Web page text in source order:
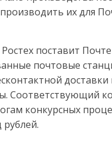
их для
поставит
почтовые
доставки
Соответствующий
конкурсных